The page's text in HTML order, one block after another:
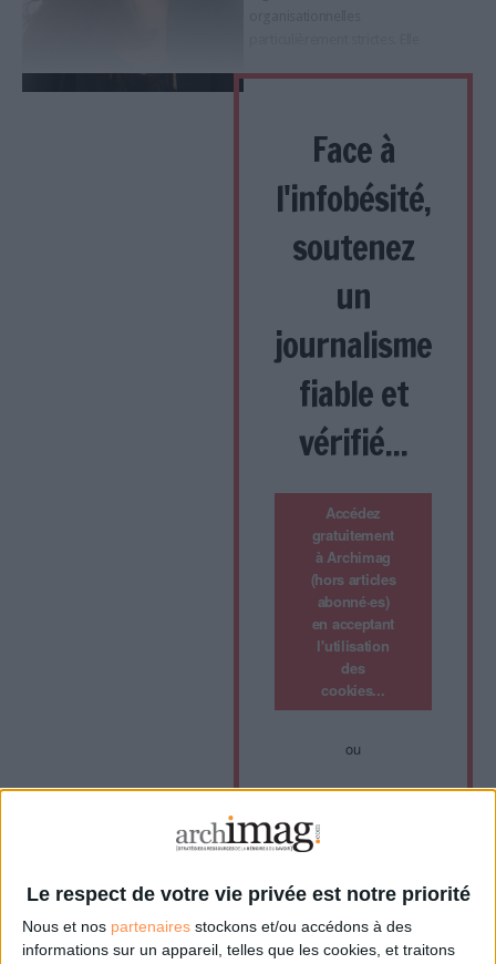
Le respect de votre vie privée est notre priorité
Nous et nos partenaires stockons et/ou accédons à des
informations sur un appareil, telles que les cookies, et traitons
Face à
l'infobésité,
soutenez
un
journalisme
fiable et
vérifié...
Accédez
gratuitement
à Archimag
(hors articles
abonné·es)
en acceptant
l'utilisation
des
cookies...
ou
Abonnez-vous à
Archimag et profitez de
tous les avantages.
Les abonnements
d'Archimag vous donnent
un accès exclusif à
l'ensemble du site